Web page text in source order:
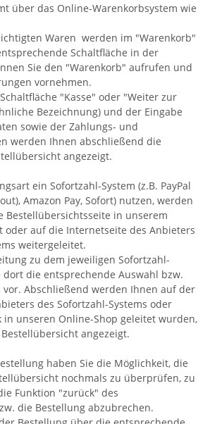
über das Online-Warenkorbsystem wie
Waren werden im "Warenkorb"
Schaltfläche in der
Sie den "Warenkorb" aufrufen und
vornehmen.
"Kasse" oder "Weiter zur
Bezeichnung) und der Eingabe
sowie der Zahlungs- und
werden Ihnen abschließend die
angezeigt.
ein Sofortzahl-System (z.B. PayPal
Amazon Pay, Sofort) nutzen, werden
Bestellübersichtsseite in unserem
oder auf die Internetseite des Anbieters
weitergeleitet.
zu dem jeweiligen Sofortzahl-
dort die entsprechende Auswahl bzw.
vor. Abschließend werden Ihnen auf der
des Sofortzahl-Systems oder
in unseren Online-Shop geleitet wurden,
angezeigt.
haben Sie die Möglichkeit, die
nochmals zu überprüfen, zu
Funktion "zurück" des
die Bestellung abzubrechen.